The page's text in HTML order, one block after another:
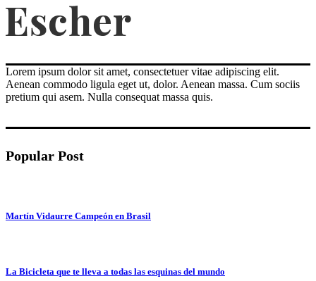
Lorem ipsum dolor sit amet, consectetuer vitae adipiscing elit.
Aenean commodo ligula eget ut, dolor. Aenean massa. Cum sociis
pretium qui asem. Nulla consequat massa quis.
Popular Post
Martín Vidaurre Campeón en Brasil
La Bicicleta que te lleva a todas las esquinas del mundo